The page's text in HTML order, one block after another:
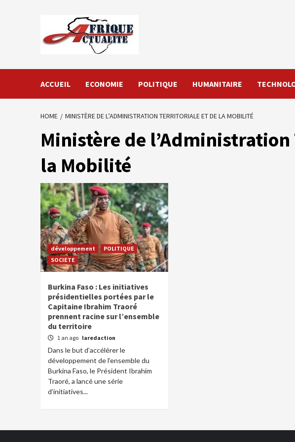
ACCUEIL ECONOMIE POLITIQUE HUMANITAIRE
HOME MINISTÈRE DE L’ADMINISTRATION TERRITORIALE ET DE LA MOBILITÉ
Ministère de
la Mobilité
développement
POLITIQUE
SOCIETE
Burkina Faso : Les initiatives
présidentielles portées par le
Capitaine Ibrahim Traoré
prennent racine sur l’ensemble
du territoire
1 an ago laredaction
Dans le but d’accélérer le
développement de l’ensemble du
Burkina Faso, le Président Ibrahim
Traoré, a lancé une série
d’initiatives...